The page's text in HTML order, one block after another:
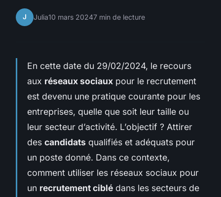
J Julia10 mars 20247 min de lecture
En cette date du 29/02/2024, le recours
aux réseaux sociaux pour le recrutement
est devenu une pratique courante pour les
entreprises, quelle que soit leur taille ou
leur secteur d’activité. L’objectif ? Attirer
des candidats qualifiés et adéquats pour
un poste donné. Dans ce contexte,
comment utiliser les réseaux sociaux pour
un recrutement ciblé dans les secteurs de